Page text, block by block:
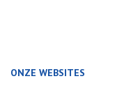
ONZE WEBSITES